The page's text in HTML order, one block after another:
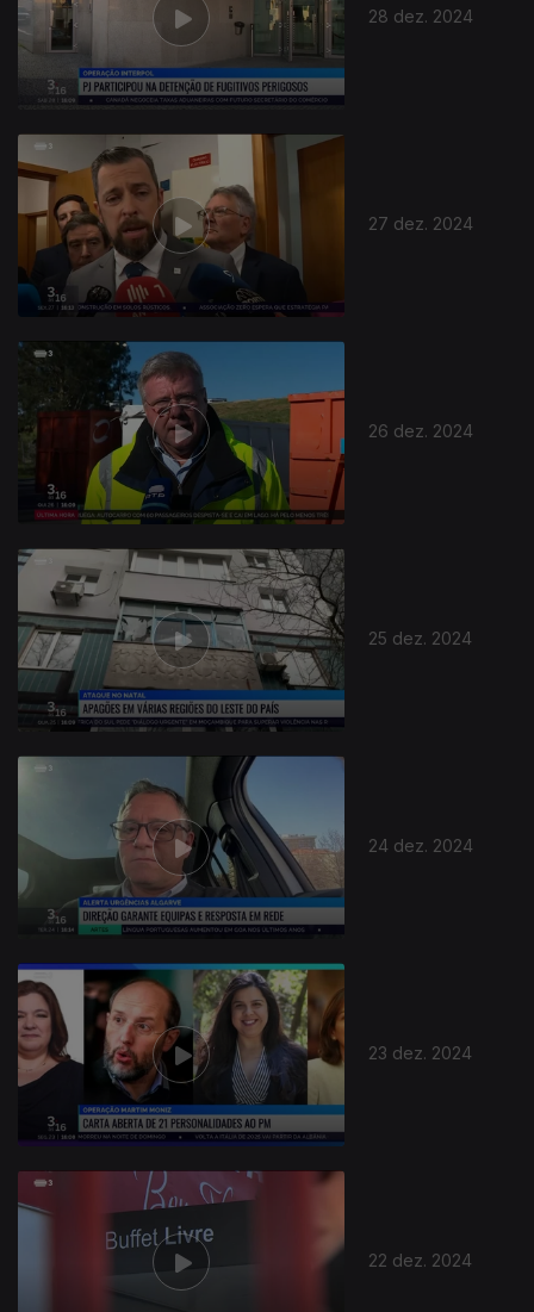
28 dez. 2024
27 dez. 2024
26 dez. 2024
25 dez. 2024
24 dez. 2024
23 dez. 2024
22 dez. 2024